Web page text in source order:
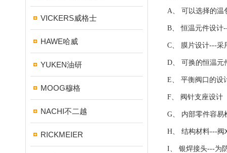
VICKERS威格士
HAWE哈威
YUKEN油研
MOOG穆格
NACHI不二越
RICKMEIER
A、 可以选择的温
B、 恒温元件设计
C、 膜片设计---采
D、 可换的恒温元
E、 平衡阀口的设
F、 阀针支座设计
G、 内部零件容易
H、 结构材料---阀
I、 银焊接头---为